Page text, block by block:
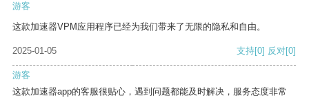
游客
这款加速器VPM应用程序已经为我们带来了无限的隐私和自由。
2025-01-05 支持[0] 反对[0]
游客
这款加速器app的客服很贴心，遇到问题都能及时解决，服务态度非常